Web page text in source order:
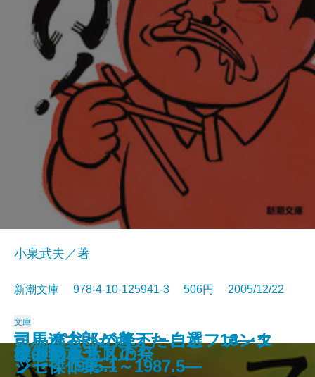
模倣犯〔四〕
模倣犯〔五〕
文人暴食
司馬遼太郎が考えたこと 14―エ
ッセイ1987.5～1990.10―
天涯の船〔上〕
天涯の船〔下〕
文明の憂鬱
祖国とは国語
コーランを知っていますか
不味い！
小泉武夫／著
新潮文庫 978-4-10-125941-3 506円 2005/12/22
文庫
ヨッパ谷への降下―自選ファンタ
ジー傑作集―
アブラクサスの祭
女の勲章〔上〕
女の勲章〔下〕
けものみち〔上〕
けものみち〔下〕
模倣犯〔一〕
模倣犯〔二〕
模倣犯〔三〕
司馬遼太郎が考えたこと 13―エ
ッセイ1985.1～1987.5―